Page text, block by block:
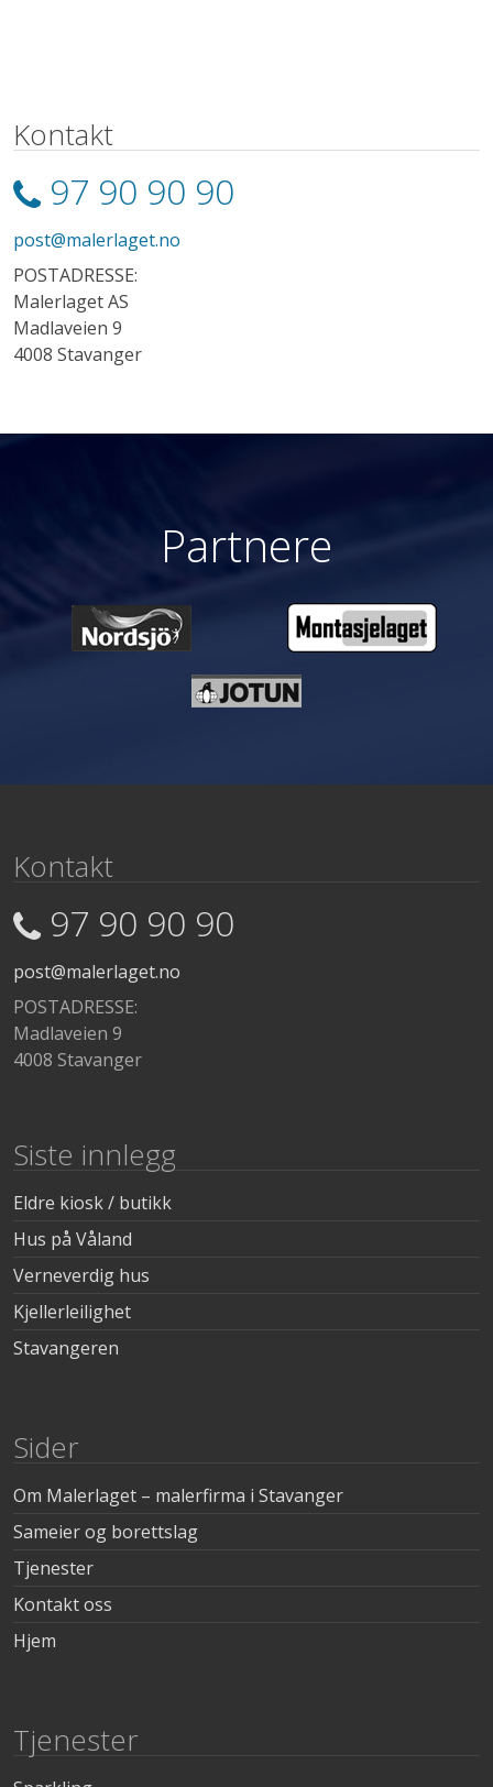
Kontakt
97 90 90 90
post@malerlaget.no
POSTADRESSE:
Malerlaget AS
Madlaveien 9
4008 Stavanger
Partnere
Kontakt
97 90 90 90
post@malerlaget.no
POSTADRESSE:
Madlaveien 9
4008 Stavanger
Siste innlegg
Eldre kiosk / butikk
Hus på Våland
Verneverdig hus
Kjellerleilighet
Stavangeren
Sider
Om Malerlaget – malerfirma i Stavanger
Sameier og borettslag
Tjenester
Kontakt oss
Hjem
Tjenester